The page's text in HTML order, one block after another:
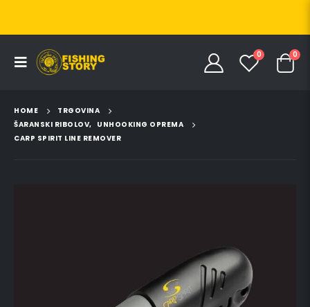
0 0
HOME
TRGOVINA
ŠARANSKI RIBOLOV, UNHOOKING OPREMA
CARP SPIRIT LINE REMOVER